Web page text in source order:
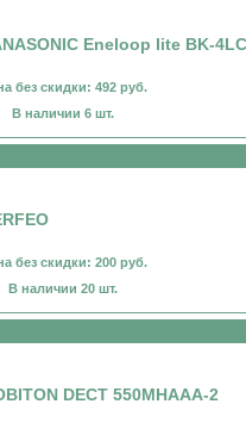
Eneloop lite BK-
без скидки: 492 руб.
В наличии 6 шт.
без скидки: 200 руб.
В наличии 20 шт.
DECT 550MHAAA-2